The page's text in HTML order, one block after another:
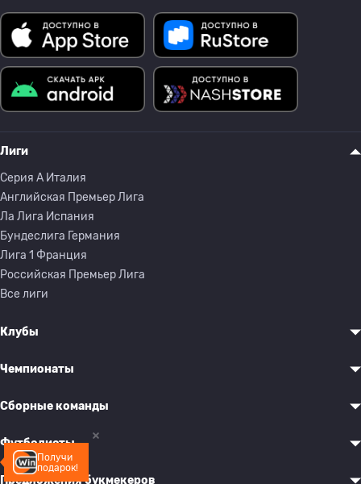
Получи
подарок!
Лиги
Серия A Италия
Английская Премьер Лига
Ла Лига Испания
Бундеслига Германия
Лига 1 Франция
Российская Премьер Лига
Все лиги
Клубы
Чемпионаты
Сборные команды
Футболисты
Предложения букмекеров